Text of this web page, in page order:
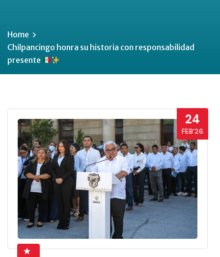
Home
Chilpancingo honra su historia con responsabilidad
presente
24
FEB’26